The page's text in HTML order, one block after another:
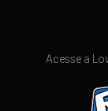
Acesse a